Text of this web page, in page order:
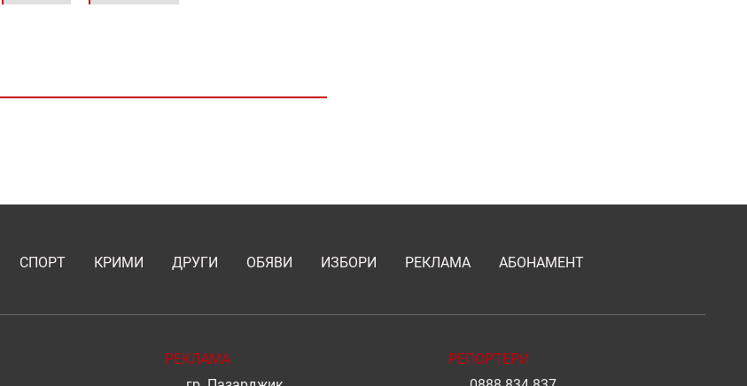
СПОРТ КРИМИ ДРУГИ ОБЯВИ ИЗБОРИ РЕКЛАМА АБОНАМЕНТ
РЕКЛАМА
РЕПОРТЕРИ